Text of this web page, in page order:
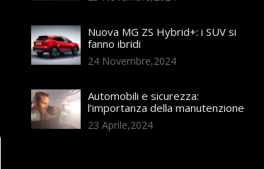
Nuova MG ZS Hybrid+: i SUV si
fanno ibridi
24 Novembre,2024
Automobili e sicurezza:
l’importanza della manutenzione
23 Aprile,2024